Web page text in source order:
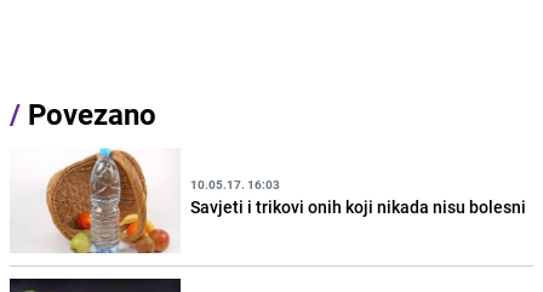
/ Povezano
10.05.17. 16:03
Savjeti i trikovi onih koji nikada nisu bolesni